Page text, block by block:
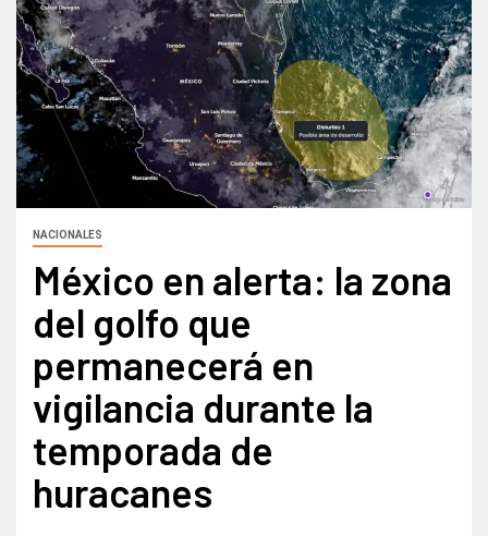
NACIONALES
México en alerta: la zona
del golfo que
permanecerá en
vigilancia durante la
temporada de
huracanes